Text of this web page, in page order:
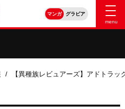
マンガ
グラビア
menu
【異種族レビュアーズ】アドトラ